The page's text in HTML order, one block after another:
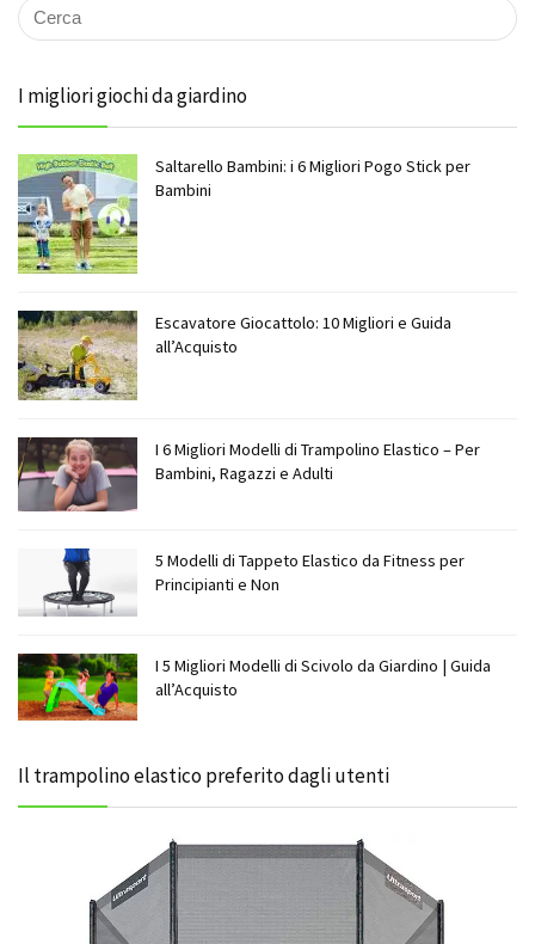
I migliori giochi da giardino
Saltarello Bambini: i 6 Migliori Pogo Stick per
Bambini
Escavatore Giocattolo: 10 Migliori e Guida
all’Acquisto
I 6 Migliori Modelli di Trampolino Elastico – Per
Bambini, Ragazzi e Adulti
5 Modelli di Tappeto Elastico da Fitness per
Principianti e Non
I 5 Migliori Modelli di Scivolo da Giardino | Guida
all’Acquisto
Il trampolino elastico preferito dagli utenti